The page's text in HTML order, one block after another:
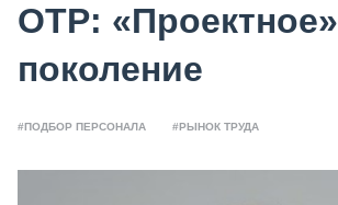
ОТР: «Проектное»
поколение
#ПОДБОР ПЕРСОНАЛА #РЫНОК ТРУДА